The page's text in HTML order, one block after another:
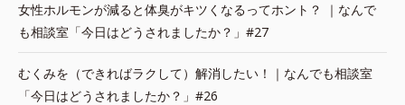
女性ホルモンが減ると体臭がキツくなるってホント？ ｜なんで
も相談室「今日はどうされましたか？」#27
むくみを（できればラクして）解消したい！｜なんでも相談室
「今日はどうされましたか？」#26